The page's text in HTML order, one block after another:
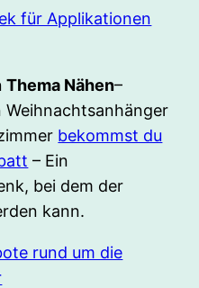
für Applikationen
Thema Nähen–
bekommst du
– Ein
bei dem der
kann.
rund um die